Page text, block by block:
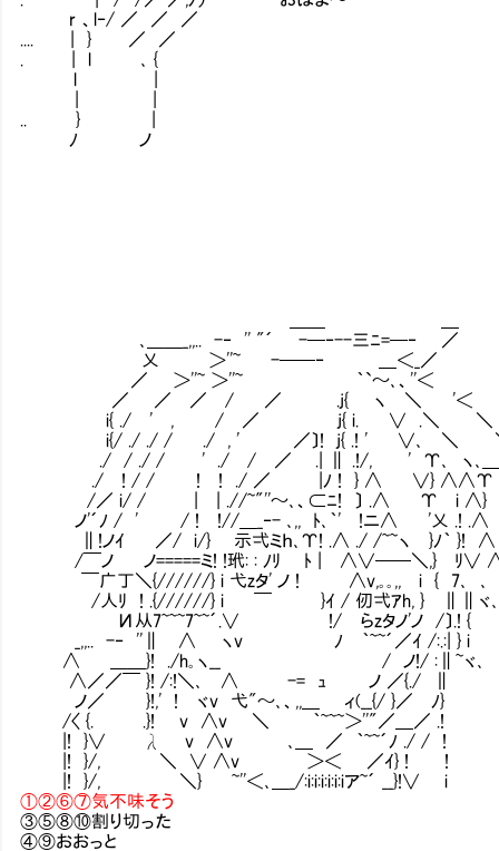
r 、l‐/ ／ ／ ／
.... | } ／ ／
. | l ､ {
l |
.. } |
ﾉ ノ
､＿＿_,,.. -‐ '' "´ -─‐--三ﾆ=─‐ ／
乂 ＞''~ -──‐ ＿＜_／
／ ＞''~ ＞''~ ｀`～､、''＜
／ ／ ／ / ／ .j{ ヽ ＼ '＜
i{ ./ ' , / ／ j{ i. ∨ .＼ ＼
i{/ ./ ./ / ./ , ' ／〕! j{ .! ' ∨､ ＼
./ / ./ / ' ./ / ／ .| ∥ .!/, ' Υ､ ヽ､＿
./ ! / / ! ! ./ ／ |ﾉ ! } ∧ ∨} ∧∧Υ
/／ i/ / | | .//~"''～､、⊂ﾆ! 〕 .∧ Υ i ∧}
ノ'´ﾉ / ' / ! !//＿_‐- ､,, ﾄ､｀' !ニ∧ '乂 .! .∧
∥!ノｲ ／/ i/} Ⅳ示弌ミｈ､Υ! .∧ ./ /~~ヽ }ﾉ｀ }! ∧
/￣ノ ノ=====ミ! !玳: : ﾉﾘ Ⅵﾄ | ∧∨──
￣广丁＼{//////} i 弋zタ' ノ ! ∧v,｡｡,, i { 7､ ､
/人ﾘ ! .{//////} i ￣ }ｲ / 仞弌ｱh, } ∥∥ヾ､
И从7~~~7~~´.∨ !/ らzタノ'ノ /〕.! {
_,,.. -‐ ''∥ ∧ ヽv ﾉ ｀~~´／ｲ /:.:| } i
∧ ＿＿}! ./h｡ヽ__ / ノ!/ :∥~ヾ､
∧／／￣ }! /:!＼､ ∧ -= ｭ ノ ／{./ ∥
ノ／ }!,' ! ヾv 弋"～､、,,＿ ィ(__{/ }／ ﾉ}
/〈 {. .}! v ∧v ＼ ｀~~~＞''"／＿／ .!
|! }∨ λ v ∧v ､＿ ／ ｀~~´ﾉ ./ / !
|! }/, ＼ ∨ ∧v ＞＜ ／ｲ} ! !
|! }/, ＼} ~''＜､＿_/:i:i:i:i:i:iア~´ __}!∨ i
①②⑥⑦気不味そう
③⑤⑧⑩割り切った
④⑨おおっと